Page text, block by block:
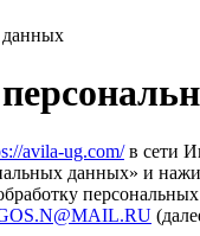
данных
avila-ug.com/в сети
данных» и